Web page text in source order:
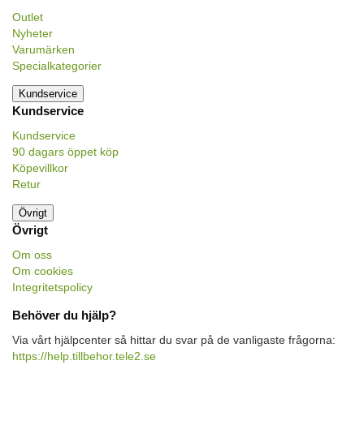
Outlet
Nyheter
Varumärken
Specialkategorier
Kundservice
Kundservice
Kundservice
90 dagars öppet köp
Köpevillkor
Retur
Övrigt
Övrigt
Om oss
Om cookies
Integritetspolicy
Behöver du hjälp?
Via vårt hjälpcenter så hittar du svar på de vanligaste frågorna:
https://help.tillbehor.tele2.se